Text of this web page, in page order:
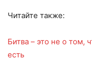
Читайте также:
Битва – это не о том,
есть